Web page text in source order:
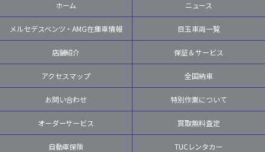
ホーム ニュース
メルセデスベンツ・AMG在庫車情報 目玉車両一覧
店舗紹介 保証＆サービス
アクセスマップ 全国納車
お問い合わせ 特別作業について
オーダーサービス 買取無料査定
自動車保険 TUCレンタカー